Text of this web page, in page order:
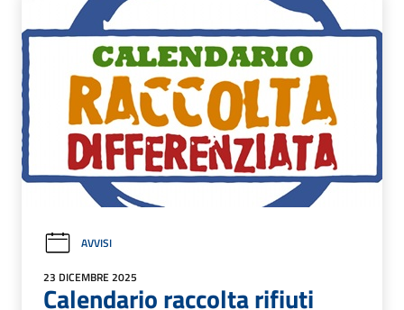
AVVISI
23 DICEMBRE 2025
Calendario raccolta rifiuti